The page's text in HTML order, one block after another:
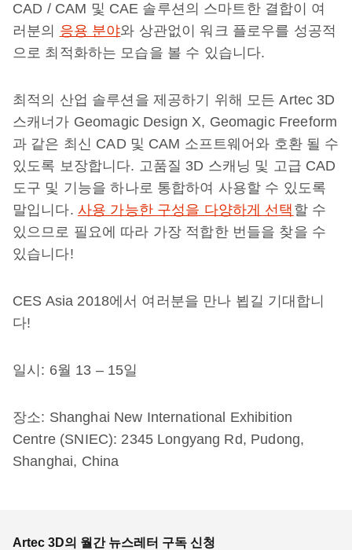
CAD / CAM 및 CAE 솔루션의 스마트한 결합이 여
러분의 응용 분야와 상관없이 워크 플로우를 성공적
으로 최적화하는 모습을 볼 수 있습니다.
최적의 산업 솔루션을 제공하기 위해 모든 Artec 3D
스캐너가 Geomagic Design X, Geomagic Freeform
과 같은 최신 CAD 및 CAM 소프트웨어와 호환 될 수
있도록 보장합니다. 고품질 3D 스캐닝 및 고급 CAD
도구 및 기능을 하나로 통합하여 사용할 수 있도록
말입니다. 사용 가능한 구성을 다양하게 선택 할 수
있으므로 필요에 따라 가장 적합한 번들을 찾을 수
있습니다!
CES Asia 2018에서 여러분을 만나 뵙길 기대합니
다!
일시: 6월 13 – 15일
장소: Shanghai New International Exhibition
Centre (SNIEC): 2345 Longyang Rd, Pudong,
Shanghai, China
Artec 3D의 월간 뉴스레터 구독 신청